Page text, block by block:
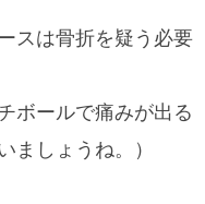
スは骨折を疑う必要
ボールで痛みが出る
ましょうね。）